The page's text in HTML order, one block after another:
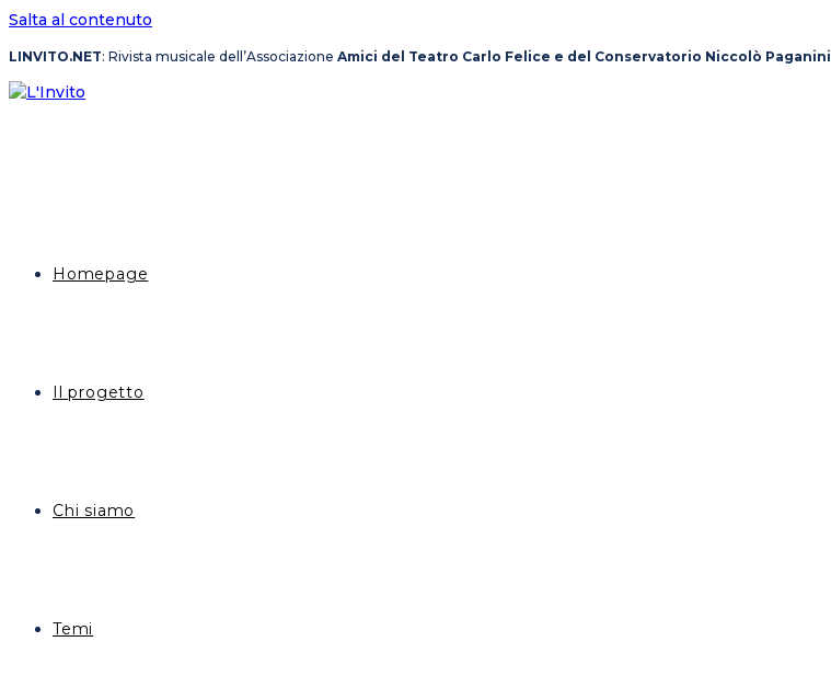
Salta al contenuto
LINVITO.NET: Rivista musicale dell’Associazione Amici del Teatro Carlo Felice e del Conservatorio Niccolò Paganini
Homepage
Il progetto
Chi siamo
Temi